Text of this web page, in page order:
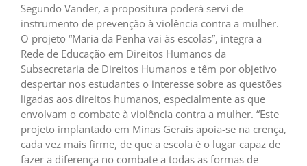
Segundo Vander, a propositura poderá servi de
instrumento de prevenção à violência contra a mulher.
O projeto “Maria da Penha vai às escolas”, integra a
Rede de Educação em Direitos Humanos da
Subsecretaria de Direitos Humanos e têm por objetivo
despertar nos estudantes o interesse sobre as questões
ligadas aos direitos humanos, especialmente as que
envolvam o combate à violência contra a mulher. “Este
projeto implantado em Minas Gerais apoia-se na crença,
cada vez mais firme, de que a escola é o lugar capaz de
fazer a diferença no combate a todas as formas de